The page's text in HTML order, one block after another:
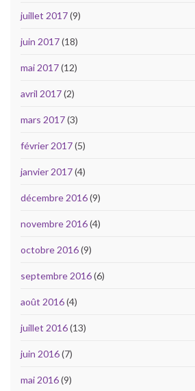
juillet 2017(9)
juin 2017(18)
mai 2017(12)
avril 2017(2)
mars 2017(3)
février 2017(5)
janvier 2017(4)
décembre 2016(9)
novembre 2016(4)
octobre 2016(9)
septembre 2016(6)
août 2016(4)
juillet 2016(13)
juin 2016(7)
mai 2016(9)